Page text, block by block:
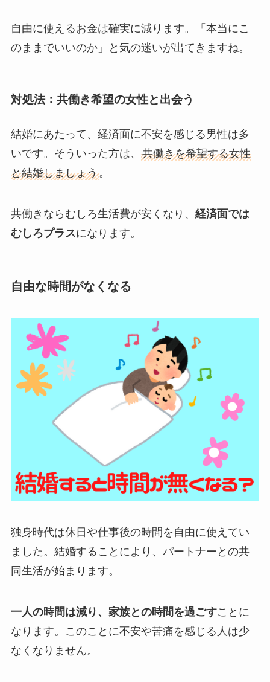
自由に使えるお金は確実に減ります。「本当にこ
のままでいいのか」と気の迷いが出てきますね。
対処法：共働き希望の女性と出会う
結婚にあたって、経済面に不安を感じる男性は多
いです。そういった方は、 共働きを希望する女性
と結婚しましょう。
共働きならむしろ生活費が安くなり、 経済面では
むしろプラスになります。
自由な時間がなくなる
独身時代は休日や仕事後の時間を自由に使えてい
ました。結婚することにより、パートナーとの共
同生活が始まります。
一人の時間は減り、家族との時間を過ごすことに
なります。このことに不安や苦痛を感じる人は少
なくなりません。